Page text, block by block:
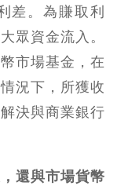
差。為賺取利
眾資金流入。
市場基金，在
況下，所獲收
決與商業銀行
還與市場貨幣